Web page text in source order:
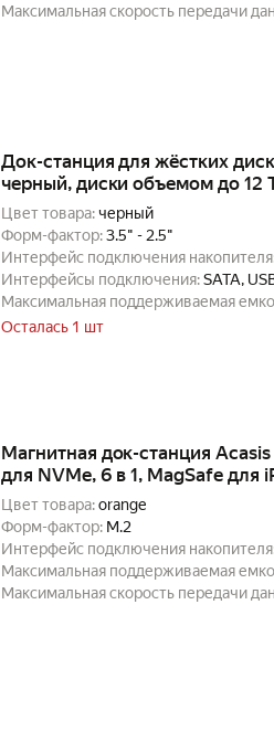
Максимальная скорость передачи
Док-станция для жёстких
черный, диски объемом до 12
Цвет товара:черный
Форм-фактор:3.5" - 2.5"
Интерфейс подключения
Интерфейсы подключения:SATA,
Максимальная поддерживаемая
Осталась 1 шт
Магнитная док-станция
для NVMe, 6 в 1, MagSafe для
Цвет товара:orange
Форм-фактор: M.2
Интерфейс подключения
Максимальная поддерживаемая
Максимальная скорость передачи